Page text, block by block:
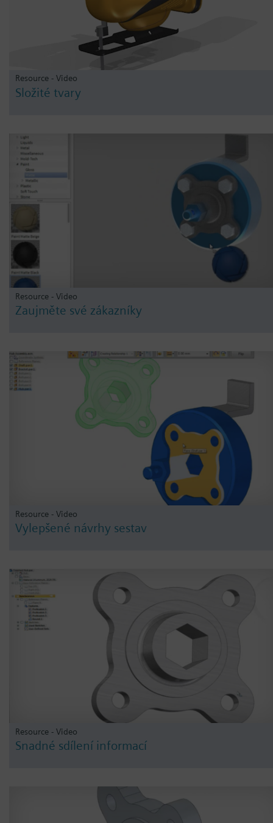
Resource - Video
Složité tvary
Resource - Video
Zaujměte své zákazníky
Resource - Video
Vylepšené návrhy sestav
Resource - Video
Snadné sdílení informací